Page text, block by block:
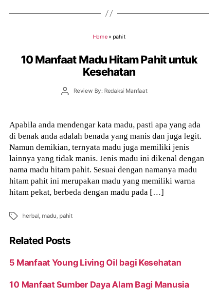
Home» pahit
10 Manfaat Madu Hitam Pahit untuk
Kesehatan
PostReview By: Redaksi Manfaat
Apabila anda mendengar kata madu, pasti apa yang ada
di benak anda adalah benada yang manis dan juga legit.
Namun demikian, ternyata madu juga memiliki jenis
lainnya yang tidak manis. Jenis madu ini dikenal dengan
nama madu hitam pahit. Sesuai dengan namanya madu
hitam pahit ini merupakan madu yang memiliki warna
hitam pekat, berbeda dengan madu pada […]
Tags herbal, madu, pahit
Related Posts
5 Manfaat Young Living Oil bagi Kesehatan
10 Manfaat Sumber Daya Alam Bagi Manusia